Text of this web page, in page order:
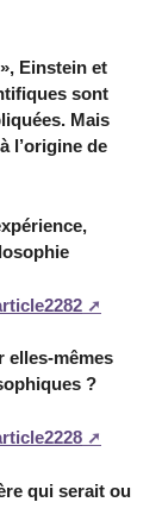
Einstein et
sont
Mais
l’origine de
elles-mêmes
?
qui serait ou